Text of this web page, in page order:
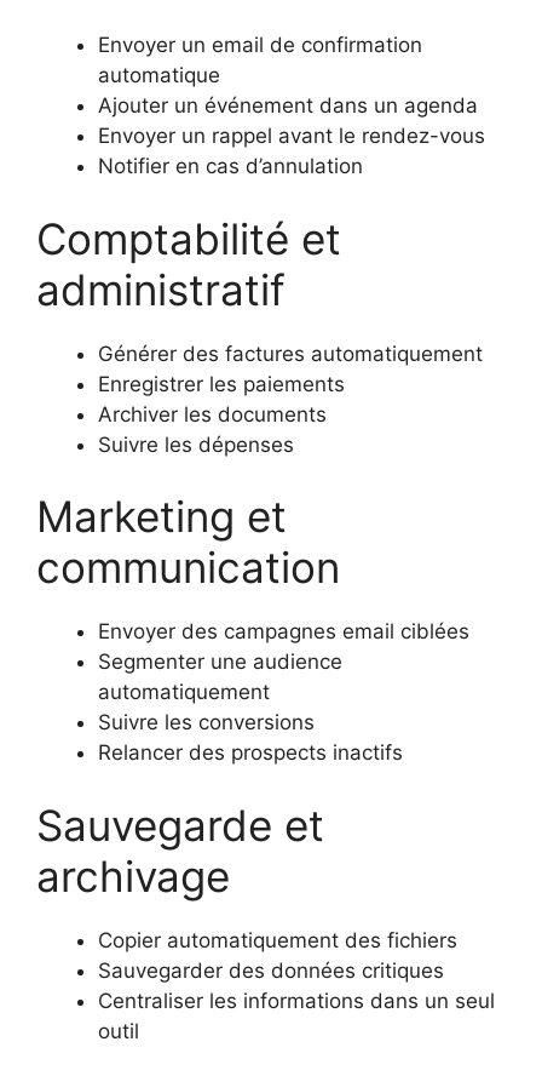
Envoyer un email de confirmation
automatique
Ajouter un événement dans un agenda
Envoyer un rappel avant le rendez-vous
Notifier en cas d’annulation
Comptabilité et
administratif
Générer des factures automatiquement
Enregistrer les paiements
Archiver les documents
Suivre les dépenses
Marketing et
communication
Envoyer des campagnes email ciblées
Segmenter une audience
automatiquement
Suivre les conversions
Relancer des prospects inactifs
Sauvegarde et
archivage
Copier automatiquement des fichiers
Sauvegarder des données critiques
Centraliser les informations dans un seul
outil